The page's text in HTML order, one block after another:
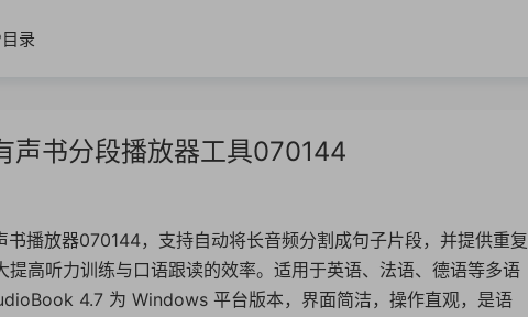
录
书分段播放器工具070144
播放器070144，支持自动将长音频分割成句子片段，并提供重复
高听力训练与口语跟读的效率。适用于英语、法语、德语等多语
4.7 为 Windows 平台版本，界面简洁，操作直观，是语